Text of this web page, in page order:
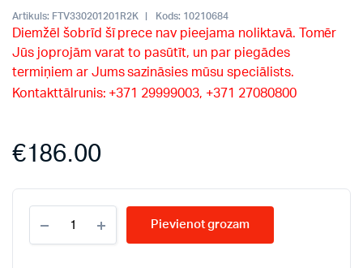
Artikuls: FTV330201201R2K Kods: 10210684
Diemžēl šobrīd šī prece nav pieejama noliktavā. Tomēr
Jūs joprojām varat to pasūtīt, un par piegādes
termiņiem ar Jums sazināsies mūsu speciālists.
Kontakttālrunis: +371 29999003, +371 27080800
€186.00
KV33-
200*1200
Pievienot grozam